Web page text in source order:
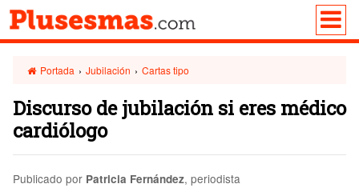
Portada › Jubilación › Cartas tipo
Discurso de jubilación si eres médico
cardiólogo
Publicado por Patricia Fernández, periodista